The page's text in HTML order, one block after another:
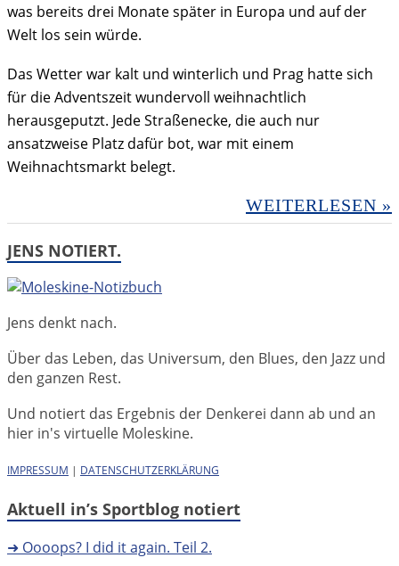
was bereits drei Monate später in Europa und auf der
Welt los sein würde.
Das Wetter war kalt und winterlich und Prag hatte sich
für die Adventszeit wundervoll weihnachtlich
herausgeputzt. Jede Straßenecke, die auch nur
ansatzweise Platz dafür bot, war mit einem
Weihnachtsmarkt belegt.
WEITERLESEN »
JENS NOTIERT.
Jens denkt nach.
Über das Leben, das Universum, den Blues, den Jazz und
den ganzen Rest.
Und notiert das Ergebnis der Denkerei dann ab und an
hier in's virtuelle Moleskine.
IMPRESSUM | DATENSCHUTZERKLÄRUNG
Aktuell in’s Sportblog notiert
➜ Oooops? I did it again. Teil 2.